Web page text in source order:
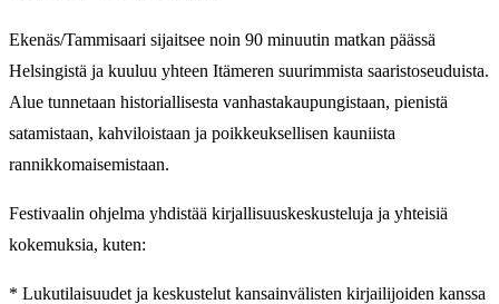
Ekenäs/Tammisaari sijaitsee noin 90 minuutin matkan päässä
Helsingistä ja kuuluu yhteen Itämeren suurimmista saaristoseuduista.
Alue tunnetaan historiallisesta vanhastakaupungistaan, pienistä
satamistaan, kahviloistaan ja poikkeuksellisen kauniista
rannikkomaisemistaan.
Festivaalin ohjelma yhdistää kirjallisuuskeskusteluja ja yhteisiä
kokemuksia, kuten:
* Lukutilaisuudet ja keskustelut kansainvälisten kirjailijoiden kanssa